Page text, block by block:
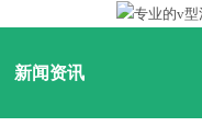
新闻资讯